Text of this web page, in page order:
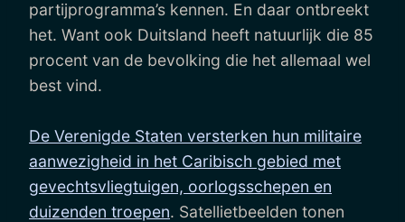
partijprogramma’s kennen. En daar ontbreekt
het. Want ook Duitsland heeft natuurlijk die 85
procent van de bevolking die het allemaal wel
best vind.
De Verenigde Staten versterken hun militaire
aanwezigheid in het Caribisch gebied met
gevechtsvliegtuigen, oorlogsschepen en
duizenden troepen. Satellietbeelden tonen